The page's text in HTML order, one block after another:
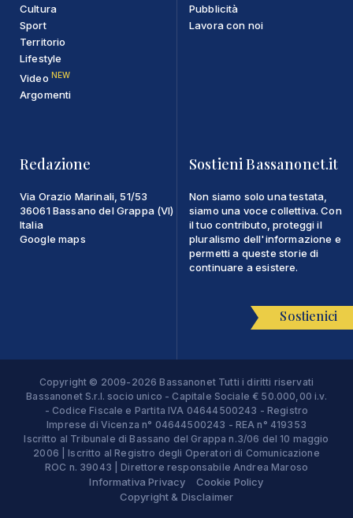
Cultura
Sport
Territorio
Lifestyle
Video NEW
Argomenti
Pubblicità
Lavora con noi
Redazione
Via Orazio Marinali, 51/53
36061 Bassano del Grappa (VI)
Italia
Google maps
Sostieni Bassanonet.it
Non siamo solo una testata,
siamo una voce collettiva. Con
il tuo contributo, proteggi il
pluralismo dell'informazione e
permetti a queste storie di
continuare a esistere.
Sostienici
Copyright © 2009-2026 Bassanonet Tutti i diritti riservati
Bassanonet S.r.l. socio unico - Capitale Sociale € 50.000,00 i.v.
- Codice Fiscale e Partita IVA 04644500243 - Registro
Imprese di Vicenza n° 04644500243 - REA n° 419353
Iscritto al Tribunale di Bassano del Grappa n.3/06 del 10 maggio
2006 | Iscritto al Registro degli Operatori di Comunicazione
ROC n. 39043 | Direttore responsabile Andrea Maroso
Informativa Privacy
Cookie Policy
Copyright & Disclaimer